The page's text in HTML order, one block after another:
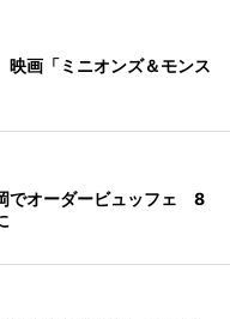
画「ミニオンズ＆モンス
でオーダービュッフェ 8